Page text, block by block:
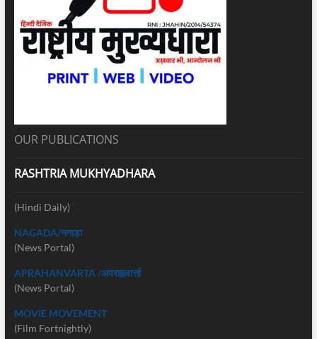
OUR PUBLICATIONS
RASHTRIA MUKHYADHARA
(Hindi Daily)
NAGADA/नगाड़ा
(News Portal)
APRAHANVARTA /अपराह्नवार्त्ता
(News Portal)
MOVIE MOVEMENT
(Film Fortnightly)